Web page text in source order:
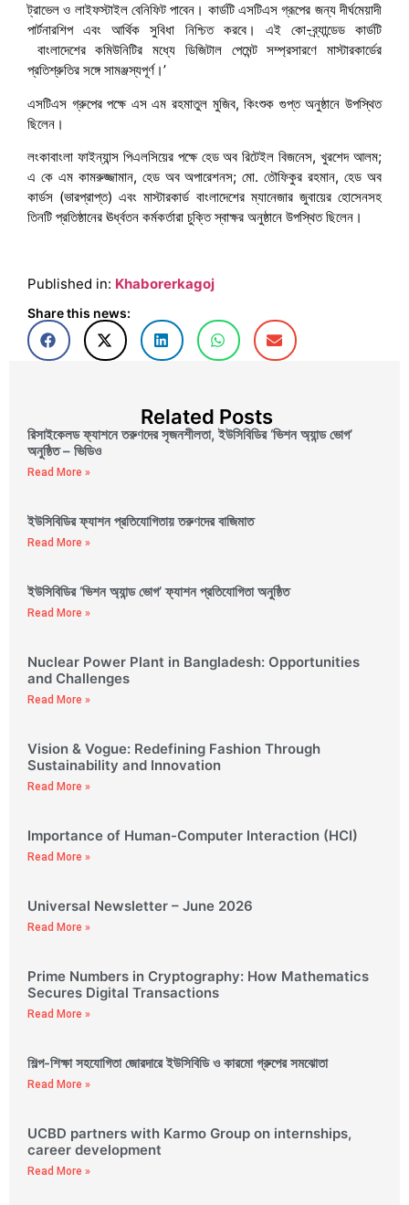
ট্রাভেল ও লাইফস্টাইল বেনিফিট পাবেন। কার্ডটি এসটিএস গ্রূপের জন্য দীর্ঘমেয়াদী
পার্টনারশিপ এবং আর্থিক সুবিধা নিশ্চিত করবে। এই কো-ব্র্যান্ডেড কার্ডটি
বাংলাদেশের কমিউনিটির মধ্যে ডিজিটাল পেমেন্ট সম্প্রসারণে মাস্টারকার্ডের
প্রতিশ্রুতির সঙ্গে সামঞ্জস্যপূর্ণ।’
এসটিএস গ্রুপের পক্ষে এস এম রহমাতুল মুজিব, কিংশুক গুপ্ত অনুষ্ঠানে উপস্থিত
ছিলেন।
লংকাবাংলা ফাইন্যান্স পিএলসিয়ের পক্ষে হেড অব রিটেইল বিজনেস, খুরশেদ আলম;
এ কে এম কামরুজ্জামান, হেড অব অপারেশনস; মো. তৌফিকুর রহমান, হেড অব
কার্ডস (ভারপ্রাপ্ত) এবং মাস্টারকার্ড বাংলাদেশের ম্যানেজার জুবায়ের হোসেনসহ
তিনটি প্রতিষ্ঠানের ঊর্ধ্বতন কর্মকর্তারা চুক্তি স্বাক্ষর অনুষ্ঠানে উপস্থিত ছিলেন।
Published in: Khaborerkagoj
Share this news:
Related Posts
রিসাইকেলড ফ্যাশনে তরুণদের সৃজনশীলতা, ইউসিবিডির ‘ভিশন অ্যান্ড ভোগ’
অনুষ্ঠিত – ভিডিও
Read More »
ইউসিবিডির ফ্যাশন প্রতিযোগিতায় তরুণদের বাজিমাত
Read More »
ইউসিবিডির ‘ভিশন অ্যান্ড ভোগ’ ফ্যাশন প্রতিযোগিতা অনুষ্ঠিত
Read More »
Nuclear Power Plant in Bangladesh: Opportunities
and Challenges
Read More »
Vision & Vogue: Redefining Fashion Through
Sustainability and Innovation
Read More »
Importance of Human-Computer Interaction (HCI)
Read More »
Universal Newsletter – June 2026
Read More »
Prime Numbers in Cryptography: How Mathematics
Secures Digital Transactions
Read More »
শিল্প-শিক্ষা সহযোগিতা জোরদারে ইউসিবিডি ও কারমো গ্রুপের সমঝোতা
Read More »
UCBD partners with Karmo Group on internships,
career development
Read More »